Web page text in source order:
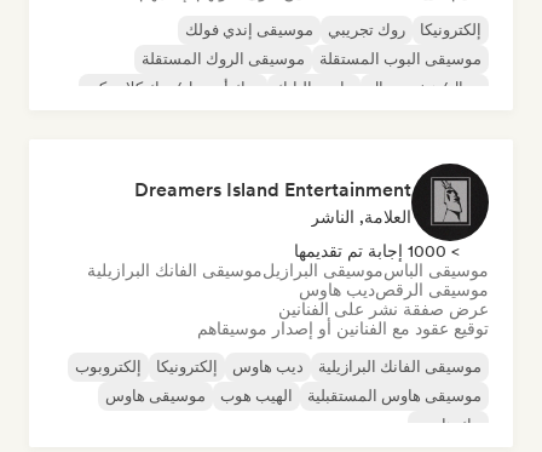
إلكترونيكا روك تجريبي
موسيقى إندي فولك
موسيقى البوب المستقلة
موسيقى الروك المستقلة
ميتال/هيفي ميتال
ما بعد البانك روك أند رول/روك كلاسيكي
Dreamers Island Entertainment
العلامة, الناشر
> 1000 إجابة تم تقديمها
موسيقى الباسموسيقى البرازيلموسيقى الفانك البرازيلية
موسيقى الرقصديب هاوس
عرض صفقة نشر على الفنانين
توقيع عقود مع الفنانين أو إصدار موسيقاهم
موسيقى الفانك البرازيلية ديب هاوس إلكترونيكا
إلكتروبوب
موسيقى هاوس المستقبلية
الهيب هوب
موسيقى هاوس
تيك هاوس